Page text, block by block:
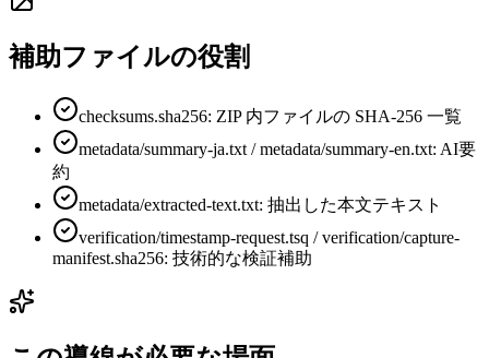
補助ファイルの役割
checksums.sha256: ZIP 内ファイルの SHA-256 一覧
metadata/summary-ja.txt / metadata/summary-en.txt: AI要
約
metadata/extracted-text.txt: 抽出した本文テキスト
verification/timestamp-request.tsq / verification/capture-
manifest.sha256: 技術的な検証補助